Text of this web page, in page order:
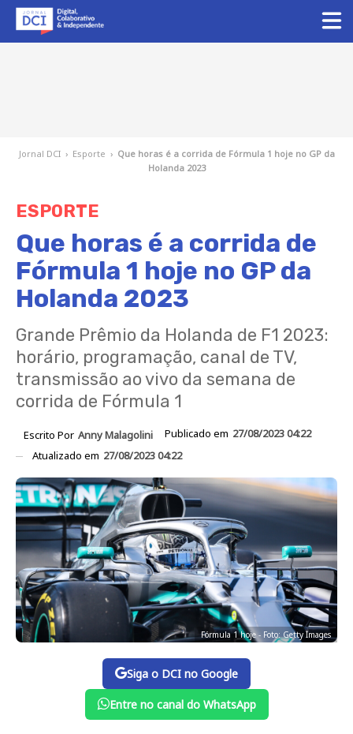
Jornal DCI › Esporte › Que horas é a corrida de Fórmula 1 hoje no GP da
Holanda 2023
ESPORTE
Que horas é a corrida de
Fórmula 1 hoje no GP da
Holanda 2023
Grande Prêmio da Holanda de F1 2023:
horário, programação, canal de TV,
transmissão ao vivo da semana de
corrida de Fórmula 1
Escrito Por Anny Malagolini Publicado em 27/08/2023 04:22
Atualizado em 27/08/2023 04:22
Fórmula 1 hoje - Foto: Getty Images
Siga o DCI no Google
Entre no canal do WhatsApp